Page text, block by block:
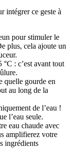
intégrer ce geste à
pour stimuler le
plus, cela ajoute un
: c’est avant tout
quelle gourde en
au long de la
de l’eau !
l’eau seule.
eau chaude avec
amplifierez votre
ingrédients